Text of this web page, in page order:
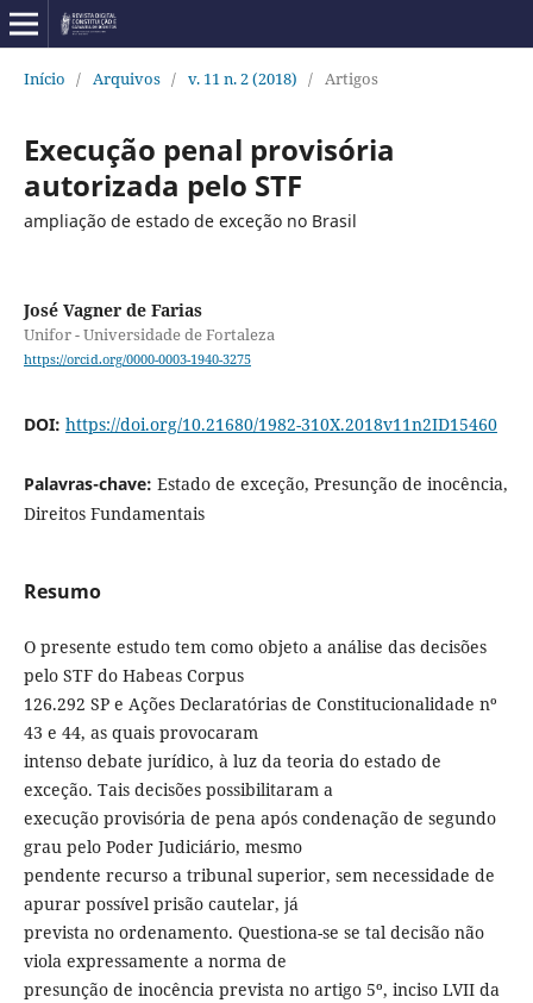
Início / Arquivos / v. 11 n. 2 (2018) / Artigos
Execução penal provisória
autorizada pelo STF
ampliação de estado de exceção no Brasil
José Vagner de Farias
Unifor - Universidade de Fortaleza
https://orcid.org/0000-0003-1940-3275
DOI: https://doi.org/10.21680/1982-310X.2018v11n2ID15460
Palavras-chave: Estado de exceção, Presunção de inocência,
Direitos Fundamentais
Resumo
O presente estudo tem como objeto a análise das decisões
pelo STF do Habeas Corpus
126.292 SP e Ações Declaratórias de Constitucionalidade nº
43 e 44, as quais provocaram
intenso debate jurídico, à luz da teoria do estado de
exceção. Tais decisões possibilitaram a
execução provisória de pena após condenação de segundo
grau pelo Poder Judiciário, mesmo
pendente recurso a tribunal superior, sem necessidade de
apurar possível prisão cautelar, já
prevista no ordenamento. Questiona-se se tal decisão não
viola expressamente a norma de
presunção de inocência prevista no artigo 5º, inciso LVII da